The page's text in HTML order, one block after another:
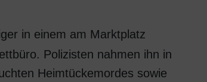
in einem am Marktplatz
Polizisten nahmen ihn in
Heimtückemordes sowie